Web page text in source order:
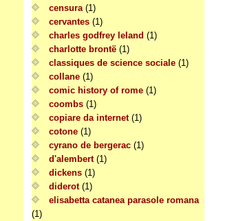
censura (1)
cervantes (1)
charles godfrey leland (1)
charlotte brontë (1)
classiques de science sociale (1)
collane (1)
comic history of rome (1)
coombs (1)
copiare da internet (1)
cotone (1)
cyrano de bergerac (1)
d'alembert (1)
dickens (1)
diderot (1)
elisabetta catanea parasole romana
(1)